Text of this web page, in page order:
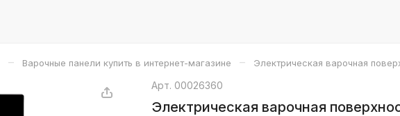
– Варочные панели купить в интернет-магазине – Электрическая варочная
Арт. 00026360
Электрическая варочная